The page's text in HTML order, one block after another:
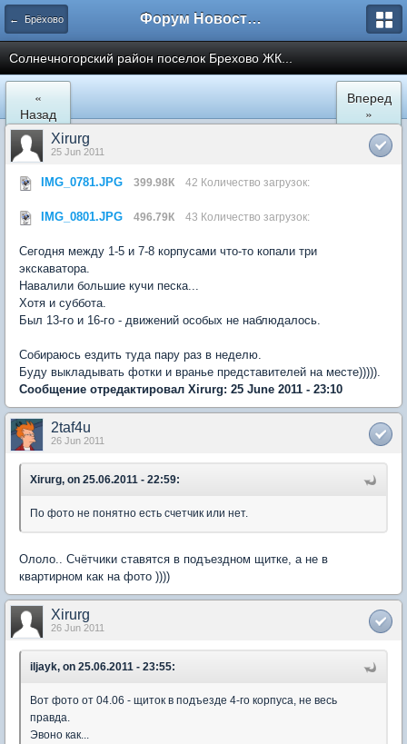
← Брёхово Форум Новостройки
Cолнечногорский район поселок Брехово ЖК...
«
Назад
Вперед
»
Xirurg
25 Jun 2011
IMG_0781.JPG 399.98К 42 Количество загрузок:
IMG_0801.JPG 496.79К 43 Количество загрузок:
Сегодня между 1-5 и 7-8 корпусами что-то копали три
экскаватора.
Навалили большие кучи песка...
Хотя и суббота.
Был 13-го и 16-го - движений особых не наблюдалось.
Собираюсь ездить туда пару раз в неделю.
Буду выкладывать фотки и вранье представителей на месте))))).
Сообщение отредактировал Xirurg: 25 June 2011 - 23:10
2taf4u
26 Jun 2011
Xirurg, on 25.06.2011 - 22:59:
По фото не понятно есть счетчик или нет.
Ололо.. Счётчики ставятся в подъездном щитке, а не в
квартирном как на фото ))))
Xirurg
26 Jun 2011
iljayk, on 25.06.2011 - 23:55:
Вот фото от 04.06 - щиток в подъезде 4-го корпуса, не весь
правда.
Эвоно как...